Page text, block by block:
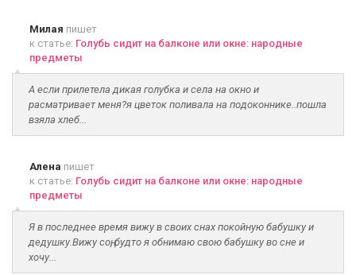
Милая пишет
к статье: Голубь сидит на балконе или окне: народные
предметы
А если прилетела дикая голубка и села на окно и
расматривает меня?я цветок поливала на подоконнике..пошла
взяла хлеб...
Алена пишет
к статье: Голубь сидит на балконе или окне: народные
предметы
Я в последнее время вижу в своих снах покойную бабушку и
дедушку.Вижу соң, будто я обнимаю свою бабушку во сне и
хочу...